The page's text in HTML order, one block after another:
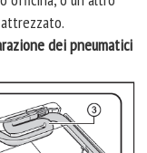
dei pneumatici